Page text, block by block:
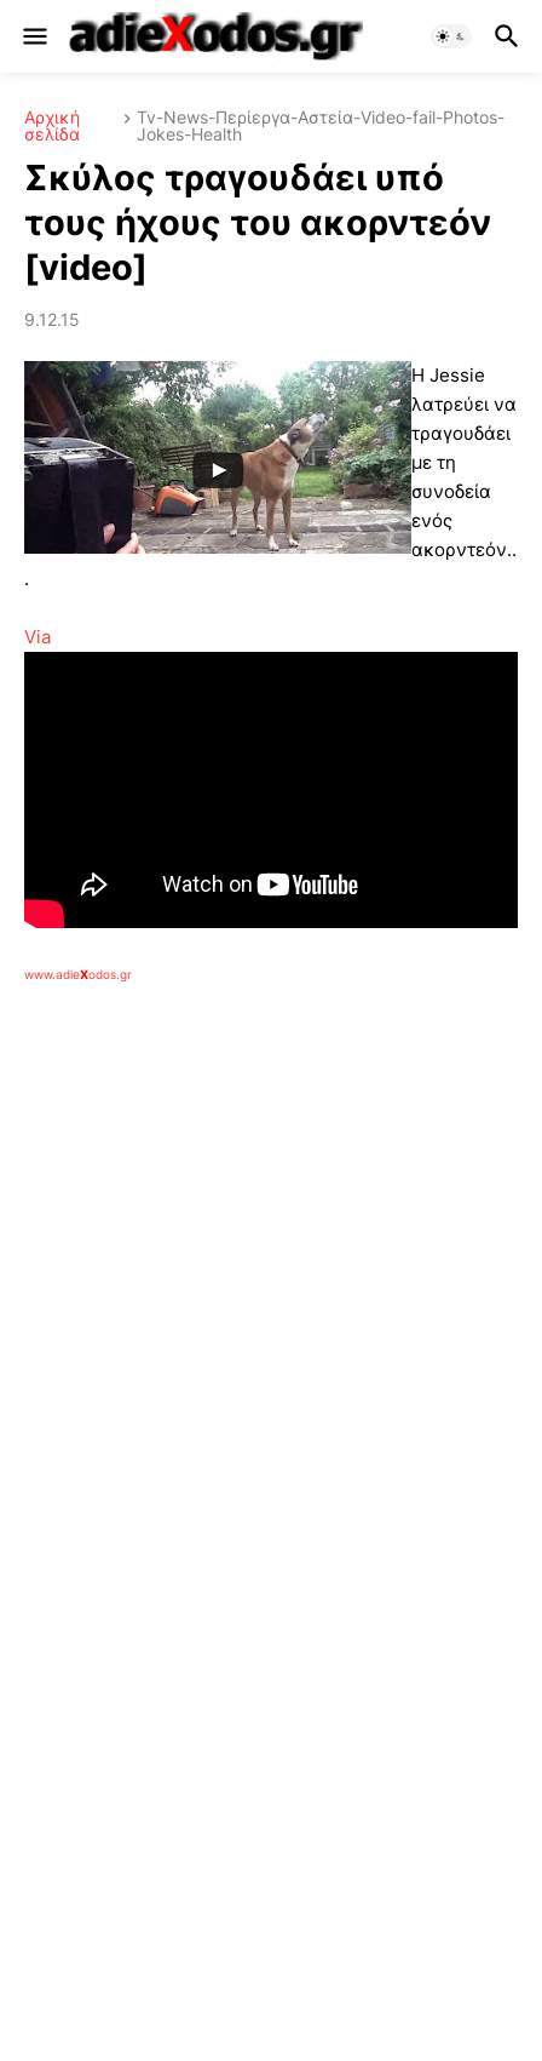
Αρχική
σελίδα
Tv-News-Περίεργα-Αστεία-Video-fail-Photos-
Jokes-Health
Σκύλος τραγουδάει υπό
τους ήχους του ακορντεόν
[video]
9.12.15
Η Jessie
λατρεύει να
τραγουδάει
με τη
συνοδεία
ενός
ακορντεόν..
.
Via
www.adieXodos.gr